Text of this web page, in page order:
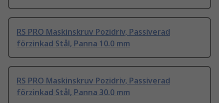
RS PRO Maskinskruv Pozidriv, Passiverad
förzinkad Stål, Panna 10.0 mm
RS PRO Maskinskruv Pozidriv, Passiverad
förzinkad Stål, Panna 30.0 mm